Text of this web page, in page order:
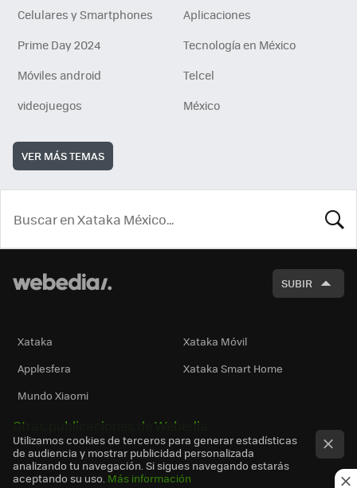
Celulares y Smartphones
Aplicaciones
Prime Day 2024
Tecnología en México
Móviles android
Telcel
videojuegos
México
VER MÁS TEMAS
SUBIR
Xataka
Xataka Móvil
Applesfera
Xataka Smart Home
Mundo Xiaomi
Otras publicaciones de Webedia
Utilizamos cookies de terceros para generar estadísticas
de audiencia y mostrar publicidad personalizada
analizando tu navegación. Si sigues navegando estarás
aceptando su uso. Más información